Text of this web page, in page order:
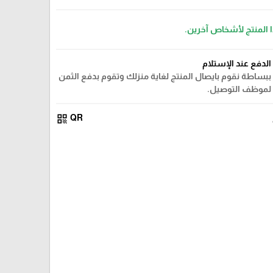
المنتج لأشخاص آخرين.
الدفع عند الإستلام
ببساطة نقوم بايصال المنتج لغاية منزلك وتقوم بدفع الثمن
لموظف التوصيل.
QR
qr_code